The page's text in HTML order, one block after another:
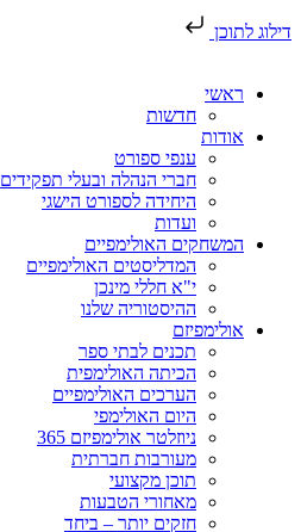
דילוג לתוכן
ראשי
חדשות
אודות
ענפי ספורט
חברי הנהלה ובעלי תפקידים
היחידה לספורט הישגי
ועדות
המשחקים האולימפיים
המדליסטים האולימפיים
י"א חללי מינכן
ההיסטוריה שלנו
אולימפיזם
תכנים לבתי ספר
הכיתה האולימפית
הערכים האולימפיים
היום האולימפי
ניוזלטר אולימפיזם 365
מעורבות חברתית
תוכן מקצועי
מאחורי הטבעות
חזקים יותר – ביחד